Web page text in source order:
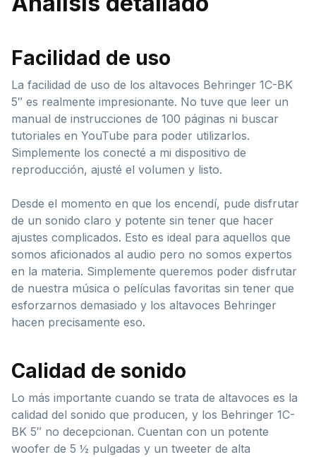
Facilidad de uso
La facilidad de uso de los altavoces Behringer 1C-BK
5″ es realmente impresionante. No tuve que leer un
manual de instrucciones de 100 páginas ni buscar
tutoriales en YouTube para poder utilizarlos.
Simplemente los conecté a mi dispositivo de
reproducción, ajusté el volumen y listo.
Desde el momento en que los encendí, pude disfrutar
de un sonido claro y potente sin tener que hacer
ajustes complicados. Esto es ideal para aquellos que
somos aficionados al audio pero no somos expertos
en la materia. Simplemente queremos poder disfrutar
de nuestra música o películas favoritas sin tener que
esforzarnos demasiado y los altavoces Behringer
hacen precisamente eso.
Calidad de sonido
Lo más importante cuando se trata de altavoces es la
calidad del sonido que producen, y los Behringer 1C-
BK 5″ no decepcionan. Cuentan con un potente
woofer de 5 ½ pulgadas y un tweeter de alta